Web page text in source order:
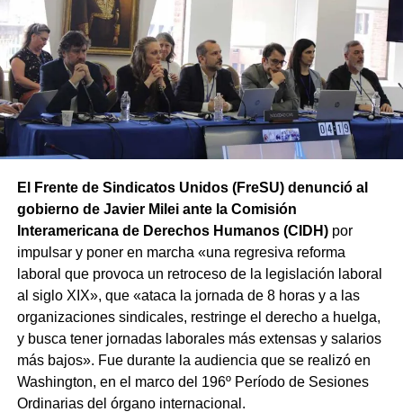
Rodriguez Peña (CABA).Además, las movilizaciones se
replicarán en las principales ciudades de todas las
provincias en el marco de la Jornada Nacional de Lucha
convocada por el sindicato.
El Frente de Sindicatos Unidos (FreSU) denunció al
gobierno de Javier Milei ante la Comisión
Interamericana de Derechos Humanos (CIDH)por
impulsar y poner en marcha «una regresiva reforma
laboral que provoca un retroceso de la legislación laboral
al siglo XIX», que «ataca la jornada de 8 horas y a las
organizaciones sindicales, restringe el derecho a huelga,
y busca tener jornadas laborales más extensas y salarios
más bajos». Fue durante la audiencia que se realizó en
Washington, en el marco del 196º Período de Sesiones
Ordinarias del órgano internacional.